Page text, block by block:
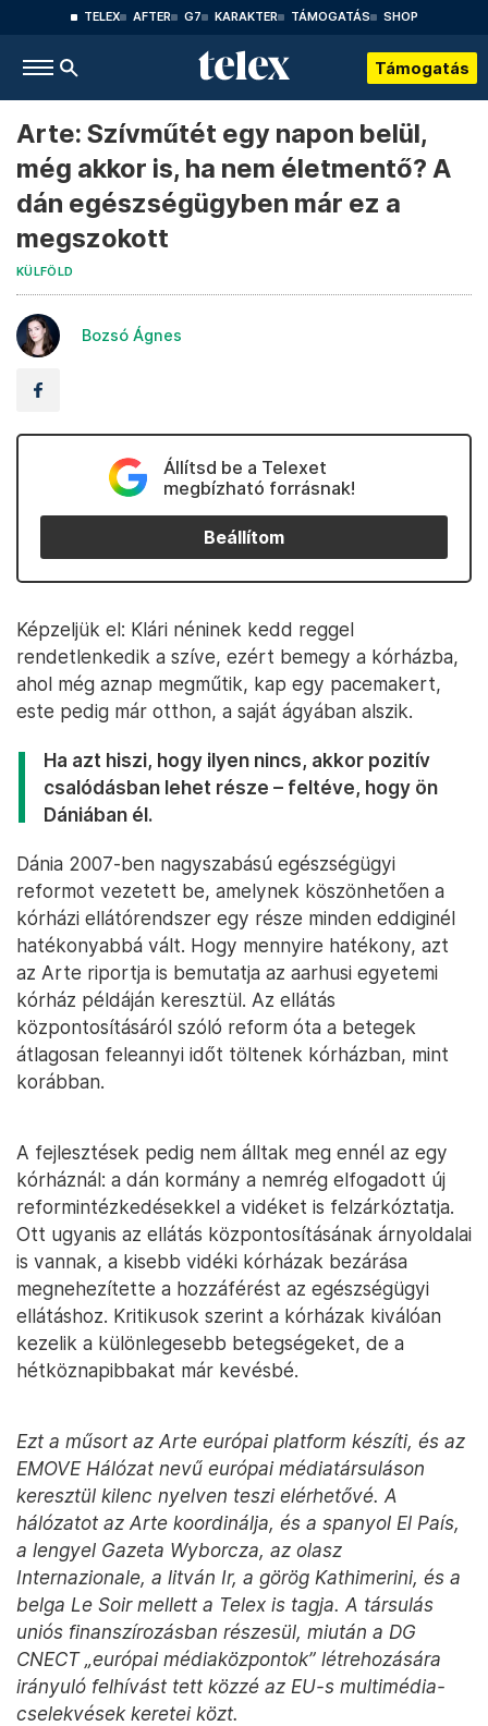
TELEX AFTER G7 KARAKTER TÁMOGATÁS SHOP
Támogatás
Arte: Szívműtét egy napon belül,
még akkor is, ha nem életmentő? A
dán egészségügyben már ez a
megszokott
KÜLFÖLD
Bozsó Ágnes
Állítsd be a Telexet
megbízható forrásnak!
Beállítom
Képzeljük el: Klári néninek kedd reggel
rendetlenkedik a szíve, ezért bemegy a kórházba,
ahol még aznap megműtik, kap egy pacemakert,
este pedig már otthon, a saját ágyában alszik.
Ha azt hiszi, hogy ilyen nincs, akkor pozitív
csalódásban lehet része – feltéve, hogy ön
Dániában él.
Dánia 2007-ben nagyszabású egészségügyi
reformot vezetett be, amelynek köszönhetően a
kórházi ellátórendszer egy része minden eddiginél
hatékonyabbá vált. Hogy mennyire hatékony, azt
az Arte riportja is bemutatja az aarhusi egyetemi
kórház példáján keresztül. Az ellátás
központosításáról szóló reform óta a betegek
átlagosan feleannyi időt töltenek kórházban, mint
korábban.
A fejlesztések pedig nem álltak meg ennél az egy
kórháznál: a dán kormány a nemrég elfogadott új
reformintézkedésekkel a vidéket is felzárkóztatja.
Ott ugyanis az ellátás központosításának árnyoldalai
is vannak, a kisebb vidéki kórházak bezárása
megnehezítette a hozzáférést az egészségügyi
ellátáshoz. Kritikusok szerint a kórházak kiválóan
kezelik a különlegesebb betegségeket, de a
hétköznapibbakat már kevésbé.
Ezt a műsort az Arte európai platform készíti, és az
EMOVE Hálózat nevű európai médiatársuláson
keresztül kilenc nyelven teszi elérhetővé. A
hálózatot az Arte koordinálja, és a spanyol El País,
a lengyel Gazeta Wyborcza, az olasz
Internazionale, a litván Ir, a görög Kathimerini, és a
belga Le Soir mellett a Telex is tagja. A társulás
uniós finanszírozásban részesül, miután a DG
CNECT „európai médiaközpontok” létrehozására
irányuló felhívást tett közzé az EU-s multimédia-
cselekvések keretei közt.